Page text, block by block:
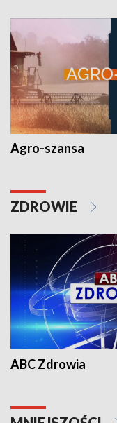
Agro-szansa
ZDROWIE
ABC Zdrowia